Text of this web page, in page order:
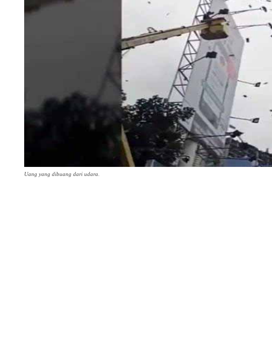
Uang yang dibuang dari udara.